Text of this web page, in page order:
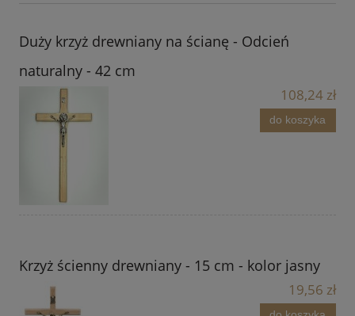
Duży krzyż drewniany na ścianę - Odcień
naturalny - 42 cm
108,24 zł
do koszyka
Krzyż ścienny drewniany - 15 cm - kolor jasny
19,56 zł